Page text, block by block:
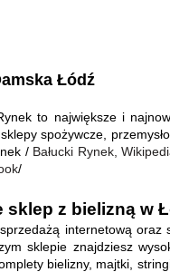
Łódź
to największe i
spożywcze,
/ Bałucki Rynek,
/
z bielizną w
internetową oraz
sklepie znajdziesz
bielizny, majtki,